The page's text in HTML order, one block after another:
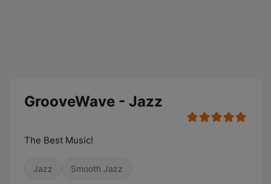
GrooveWave - Jazz
The Best Music!
Jazz Smooth Jazz